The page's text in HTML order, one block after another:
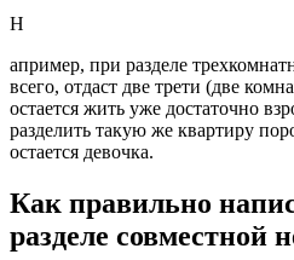
Н
апример, при разделе
всего, отдаст две трети (две
остается жить уже достаточно
разделить такую же квартиру
остается девочка.
Как правильно
разделе совместной